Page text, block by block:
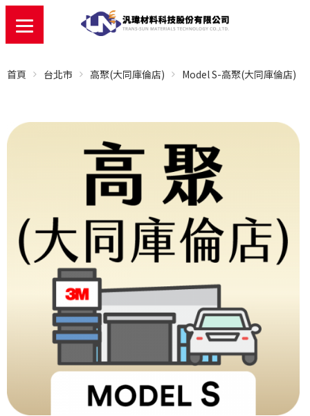
首頁 台北市 高聚(大同庫倫店) Model S-高聚(大同庫倫店)